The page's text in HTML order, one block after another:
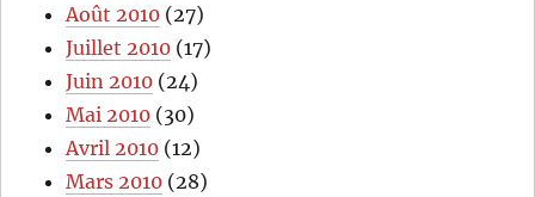
Août 2010 (27)
Juillet 2010 (17)
Juin 2010 (24)
Mai 2010 (30)
Avril 2010 (12)
Mars 2010 (28)